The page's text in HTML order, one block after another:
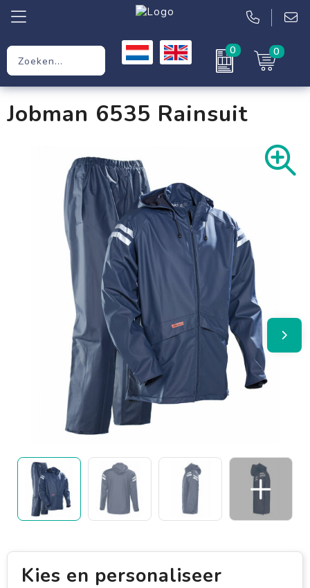
0 0
Werkkleding
Jobman 6535 Rainsuit
Kies en personaliseer